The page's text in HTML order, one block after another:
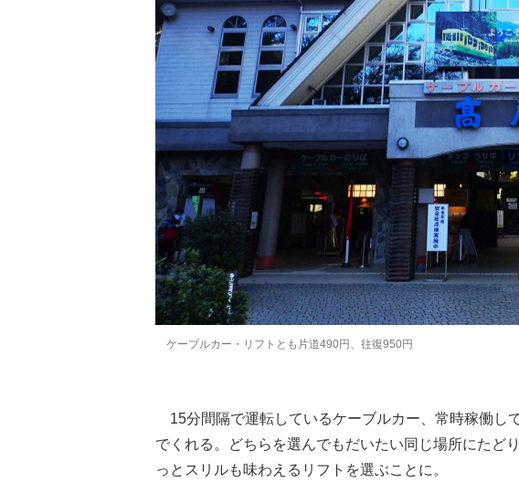
ケーブルカー・リフトとも片道490円、往復950円
15分間隔で運転しているケーブルカー、常時稼働し
でくれる。どちらを選んでもだいたい同じ場所にたど
っとスリルも味わえるリフトを選ぶことに。